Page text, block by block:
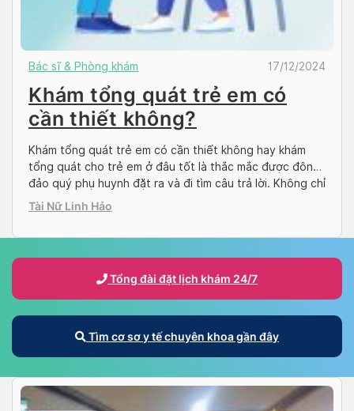
Bác sĩ & Phòng khám 17/12/2024
Khám tổng quát trẻ em có
cần thiết không?
Khám tổng quát trẻ em có cần thiết không hay khám
tổng quát cho trẻ em ở đâu tốt là thắc mắc được đông
đảo quý phụ huynh đặt ra và đi tìm câu trả lời. Không chỉ
có người lớn, trẻ nhỏ cũng chính là đối tượng mà cha mẹ
Tài Nữ Linh Hảo
Tổng đài đặt lịch khám 24/7
Tìm cơ sơ y tế chuyên khoa gần đây